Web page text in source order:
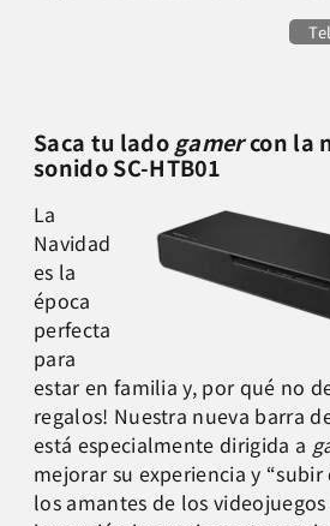
Saca tu ladogamercon la
sonido SC-HTB01
La
Navidad
es la
época
perfecta
para
estar en familia y, por qué no
regalos! Nuestra nueva barra
está especialmente dirigida a
mejorar su experiencia y “subir
los amantes de los